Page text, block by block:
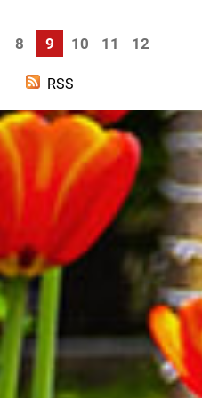
8 9 10 11 12
RSS